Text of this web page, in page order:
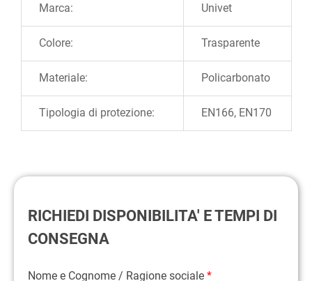
Marca: Univet
Colore: Trasparente
Materiale: Policarbonato
Tipologia di protezione: EN166, EN170
RICHIEDI DISPONIBILITA' E TEMPI DI
CONSEGNA
Nome e Cognome / Ragione sociale *